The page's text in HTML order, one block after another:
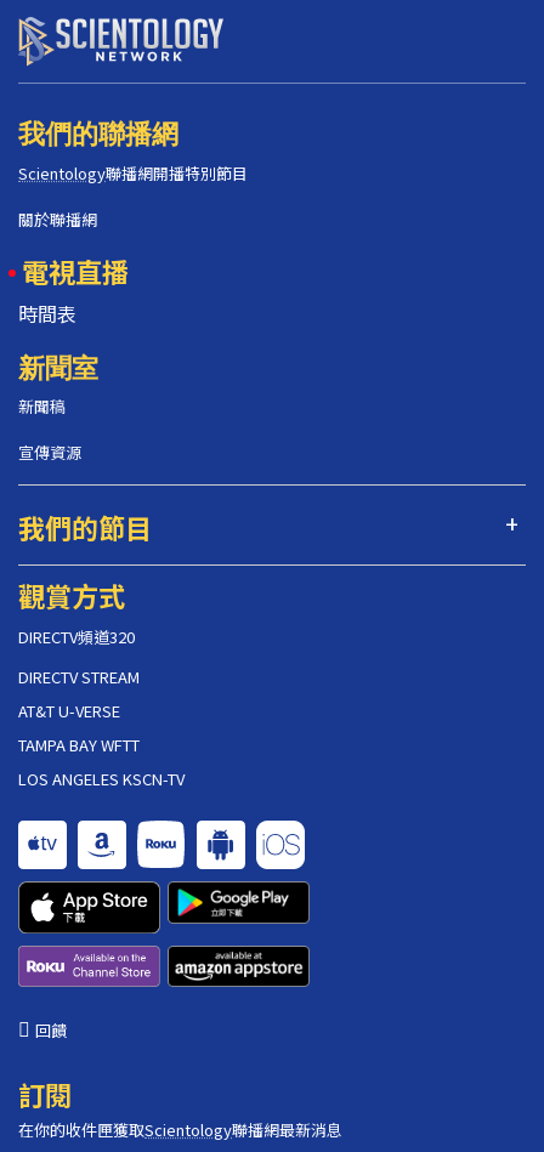
我們的聯播網
Scientology聯播網開播特別節目
關於聯播網
電視直播
時間表
新聞室
新聞稿
宣傳資源
我們的節目
觀賞方式
DIRECTV頻道320
DIRECTV STREAM
AT&T U-VERSE
TAMPA BAY WFTT
LOS ANGELES KSCN-TV
回饋
訂閱
在你的收件匣獲取Scientology聯播網最新消息